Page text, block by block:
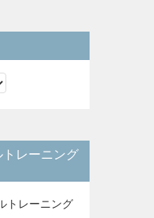
レーニング
トレーニング